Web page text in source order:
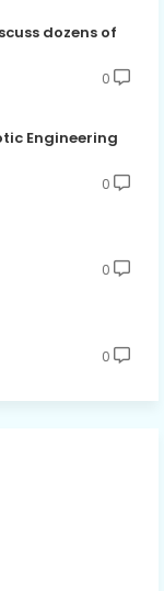
dozens of
0
Engineering
0
0
0